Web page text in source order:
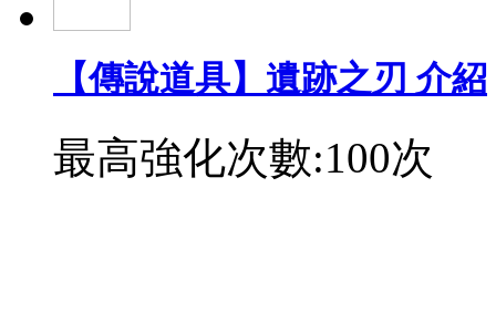
【傳說道具】遺跡之刃 介紹
最高強化次數:100次